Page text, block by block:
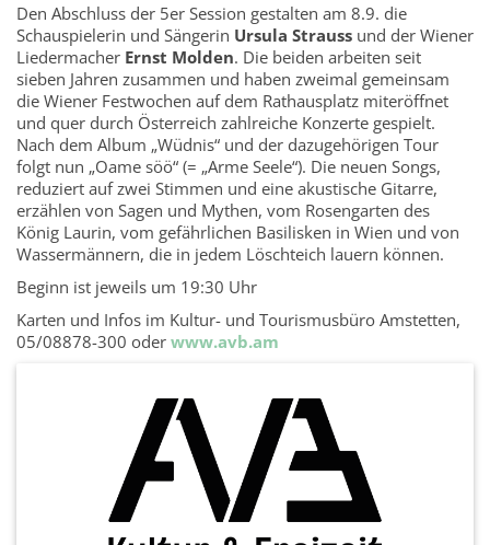
Den Abschluss der 5er Session gestalten am 8.9. die
Schauspielerin und Sängerin Ursula Strauss und der Wiener
Liedermacher Ernst Molden. Die beiden arbeiten seit
sieben Jahren zusammen und haben zweimal gemeinsam
die Wiener Festwochen auf dem Rathausplatz miteröffnet
und quer durch Österreich zahlreiche Konzerte gespielt.
Nach dem Album „Wüdnis“ und der dazugehörigen Tour
folgt nun „Oame söö“ (= „Arme Seele“). Die neuen Songs,
reduziert auf zwei Stimmen und eine akustische Gitarre,
erzählen von Sagen und Mythen, vom Rosengarten des
König Laurin, vom gefährlichen Basilisken in Wien und von
Wassermännern, die in jedem Löschteich lauern können.
Beginn ist jeweils um 19:30 Uhr
Karten und Infos im Kultur- und Tourismusbüro Amstetten,
05/08878-300 oder www.avb.am